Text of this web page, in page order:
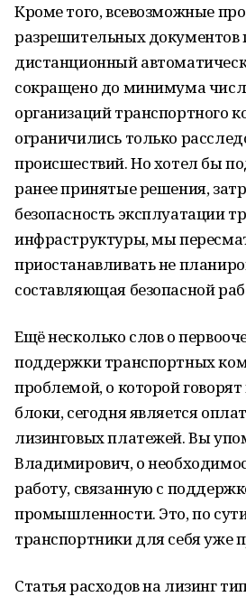
Кроме того, всевозможные
разрешительных документов
дистанционный
сокращено до минимума
организаций транспортного
ограничились только
происшествий. Но хотел бы
ранее принятые решения,
безопасность эксплуатации
инфраструктуры, мы
приостанавливать не
составляющая безопасной
Ещё несколько слов о
поддержки транспортных
проблемой, о которой
блоки, сегодня является
лизинговых платежей. Вы
Владимирович, о
работу, связанную с
промышленности. Это, по
транспортники для себя уже
Статья расходов на лизинг